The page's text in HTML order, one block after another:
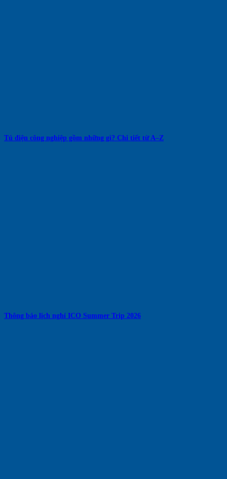
Tủ điện công nghiệp gồm những gì? Chi tiết từ A–Z
Thông báo lịch nghỉ ICO Summer Trip 2026